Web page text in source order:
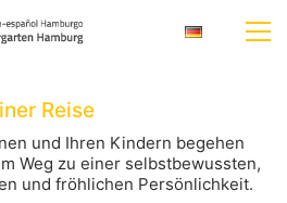
Reise
und Ihren Kindern begehen
Weg zu einer selbstbewussten,
und fröhlichen Persönlichkeit.